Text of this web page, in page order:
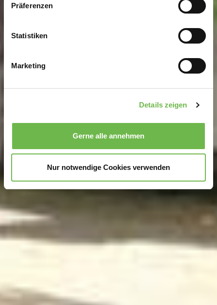
Informationen über Ihre geografische Lage
können
bestimmten Merkmalen (Fingerprinting) identifizieren
Erfahren Sie mehr darüber, wie Ihre persönlichen Daten
zu können und die Zugriffe auf unsere Website zu
analysieren.Danke, dass Sie uns in unserer Arbeit
unterstützen!
erhobenen Daten in den USA durch Google und
Indem Sie auf "Gerne Alle annehmen" oder
Präferenzen, Statistiken oder Marketing ankreuzen und
auf „Auswahl manuell festlegen“ klicken, willigen Sie
Ihre Daten in den USA verarbeitet werden. Die USA
werden vom Europäischen Gerichtshof als ein Land mit
Behörden, zu Kontroll- und zu Überwachungszwecken,
möglicherweise auch ohne Rechtsbehelfsmöglichkeiten,
Präferenzen
Statistiken
Marketing
Details zeigen
Gerne alle annehmen
Nur notwendige Cookies verwenden